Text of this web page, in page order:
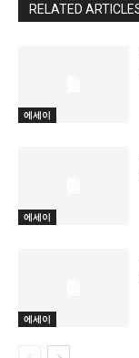
RELATED
에세이
에세이
에세이